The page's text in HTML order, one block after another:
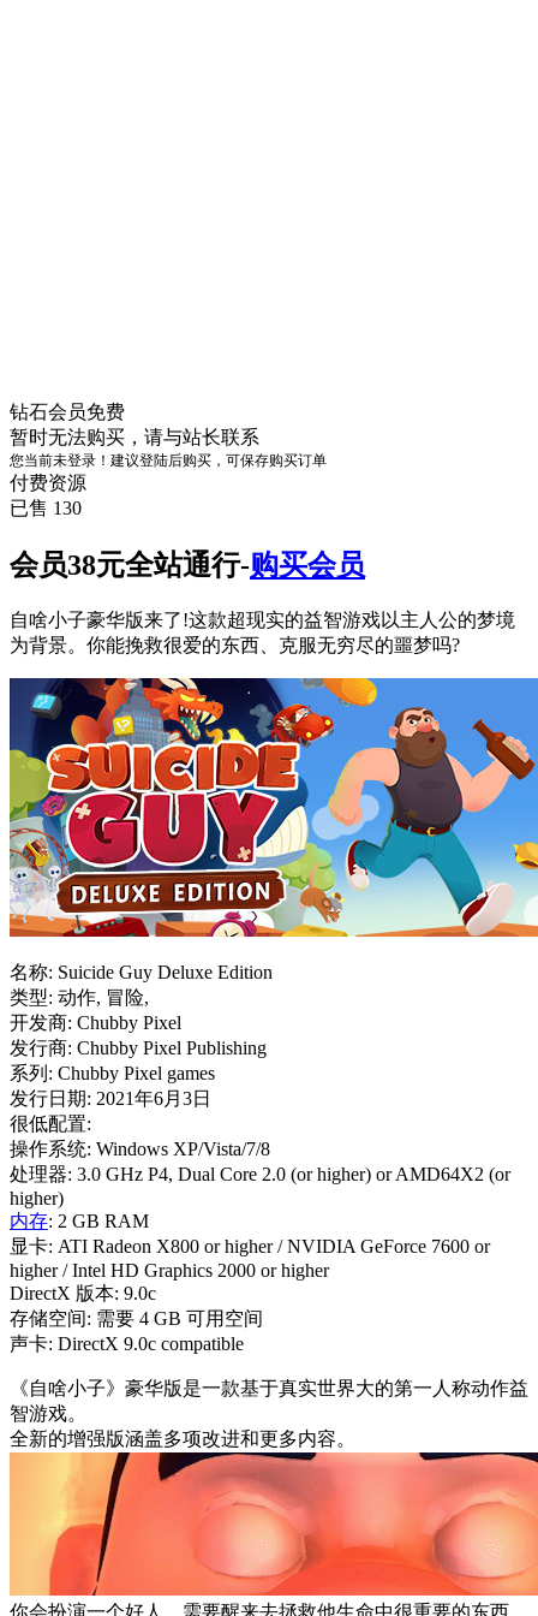
钻石会员免费
暂时无法购买，请与站长联系
您当前未登录！建议登陆后购买，可保存购买订单
付费资源
已售 130
会员38元全站通行-购买会员
自啥小子豪华版来了!这款超现实的益智游戏以主人公的梦境
为背景。你能挽救很爱的东西、克服无穷尽的噩梦吗?
名称: Suicide Guy Deluxe Edition
类型: 动作, 冒险,
开发商: Chubby Pixel
发行商: Chubby Pixel Publishing
系列: Chubby Pixel games
发行日期: 2021年6月3日
很低配置:
操作系统: Windows XP/Vista/7/8
处理器: 3.0 GHz P4, Dual Core 2.0 (or higher) or AMD64X2 (or
higher)
内存: 2 GB RAM
显卡: ATI Radeon X800 or higher / NVIDIA GeForce 7600 or
higher / Intel HD Graphics 2000 or higher
DirectX 版本: 9.0c
存储空间: 需要 4 GB 可用空间
声卡: DirectX 9.0c compatible
《自啥小子》豪华版是一款基于真实世界大的第一人称动作益
智游戏。
全新的增强版涵盖多项改进和更多内容。
你会扮演一个好人，需要醒来去拯救他生命中很重要的东西。